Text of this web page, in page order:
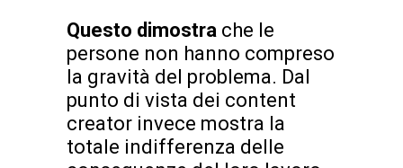
Questo dimostra che le
persone non hanno compreso
la gravità del problema. Dal
punto di vista dei content
creator invece mostra la
totale indifferenza delle